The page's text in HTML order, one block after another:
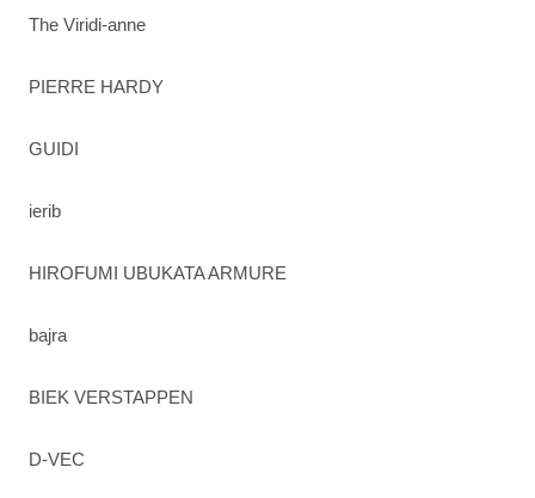
The Viridi-anne
PIERRE HARDY
GUIDI
ierib
HIROFUMI UBUKATA ARMURE
bajra
BIEK VERSTAPPEN
D-VEC